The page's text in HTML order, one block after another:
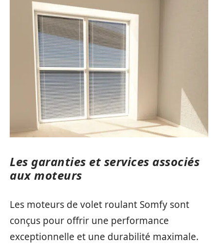
Les garanties et services associés
aux moteurs
Les moteurs de volet roulant Somfy sont
conçus pour offrir une performance
exceptionnelle et une durabilité maximale.